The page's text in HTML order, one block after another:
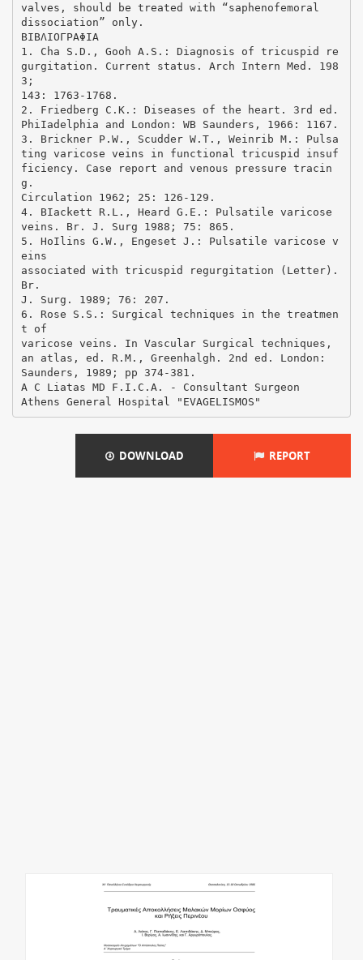
valves, should be treated with “saphenofemoral
dissociation” only.
ΒΙΒΛΙΟΓΡΑΦΙΑ
1. Cha S.D., Gooh A.S.: Diagnosis of tricuspid re
gurgitation. Current status. Arch Intern Med. 198
3;
143: 1763-1768.
2. Friedberg C.K.: Diseases of the heart. 3rd ed.
PhiIadelphia and London: WΒ Saunders, 1966: 1167.
3. Brickner P.W., Scudder W.T., Weinrib Μ.: Pulsa
ting varicose veins in functional tricuspid insuf
ficiency. Case report and venous pressure tracin
g.
Circulation 1962; 25: 126-129.
4. BIackett R.L., Heard G.E.: Pulsatile varicose
veins. Br. J. Surg 1988; 75: 865.
5. HoIlins G.W., Engeset J.: Pulsatile varicose v
eins
associated with tricuspid regurgitation (Letter).
Br.
J. Surg. 1989; 76: 207.
6. Rose S.S.: Surgical techniques in the treatmen
t of
varicose veins. In Vascular Surgical techniques,
an atlas, ed. R.M., Greenhalgh. 2nd ed. London:
Saunders, 1989; pp 374-381.
A C Liatas MD F.I.C.A. - Consultant Surgeon
DOWNLOAD REPORT